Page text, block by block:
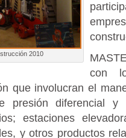
2010
con
que involucran el
presión diferencial y
estaciones
y otros productos